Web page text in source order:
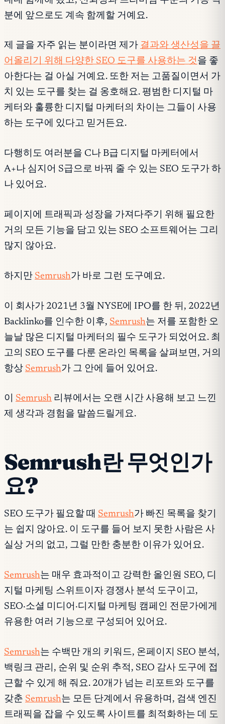
분에 앞으로도 계속 함께할 거예요.
제 글을 자주 읽는 분이라면 제가 결과와 생산성을 끌
어올리기 위해 다양한 SEO 도구를 사용하는 것 을 좋
아한다는 걸 아실 거예요. 또한 저는 고품질이면서 가
치 있는 도구를 찾는 걸 옹호해요. 평범한 디지털 마
케터와 훌륭한 디지털 마케터의 차이는 그들이 사용
하는 도구에 있다고 믿거든요.
다행히도 여러분을 C나 B급 디지털 마케터에서
A+나 심지어 S급으로 바꿔 줄 수 있는 SEO 도구가 하
나 있어요.
페이지에 트래픽과 성장을 가져다주기 위해 필요한
거의 모든 기능을 담고 있는 SEO 소프트웨어는 그리
많지 않아요.
하지만 Semrush가 바로 그런 도구예요.
이 회사가 2021년 3월 NYSE에 IPO를 한 뒤, 2022년
Backlinko를 인수한 이후, Semrush는 저를 포함한 오
늘날 많은 디지털 마케터의 필수 도구가 되었어요. 최
고의 SEO 도구를 다룬 온라인 목록을 살펴보면, 거의
항상 Semrush가 그 안에 들어 있어요.
이 Semrush 리뷰에서는 오랜 시간 사용해 보고 느낀
제 생각과 경험을 말씀드릴게요.
Semrush란 무엇인가
요?
SEO 도구가 필요할 때 Semrush가 빠진 목록을 찾기
는 쉽지 않아요. 이 도구를 들어 보지 못한 사람은 사
실상 거의 없고, 그럴 만한 충분한 이유가 있어요.
Semrush는 매우 효과적이고 강력한 올인원 SEO, 디
지털 마케팅 스위트이자 경쟁사 분석 도구이고,
SEO·소셜 미디어·디지털 마케팅 캠페인 전문가에게
유용한 여러 기능으로 구성되어 있어요.
Semrush는 수백만 개의 키워드, 온페이지 SEO 분석,
백링크 관리, 순위 및 순위 추적, SEO 감사 도구에 접
근할 수 있게 해 줘요. 20개가 넘는 리포트와 도구를
갖춘 Semrush는 모든 단계에서 유용하며, 검색 엔진
트래픽을 잡을 수 있도록 사이트를 최적화하는 데 도